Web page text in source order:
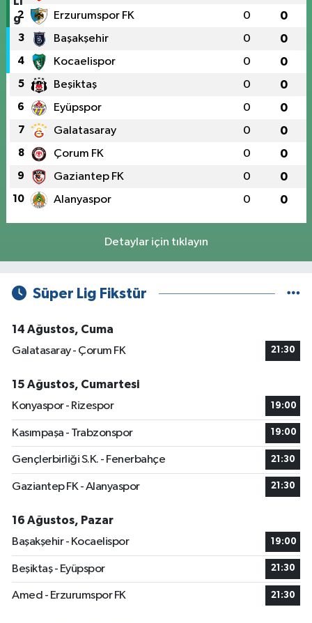
2 Erzurumspor FK 0 0
3 Başakşehir 0 0
4 Kocaelispor 0 0
5 Beşiktaş 0 0
6 Eyüpspor 0 0
7 Galatasaray 0 0
8 Çorum FK 0 0
9 Gaziantep FK 0 0
10 Alanyaspor 0 0
Detaylar için tıklayın
Süper Lig Fikstür
14 Ağustos, Cuma
Galatasaray - Çorum FK
21:30
15 Ağustos, Cumartesi
Konyaspor - Rizespor
19:00
Kasımpaşa - Trabzonspor 19:00
Gençlerbirliği S.K. - Fenerbahçe 21:30
Gaziantep FK - Alanyaspor 21:30
16 Ağustos, Pazar
Başakşehir - Kocaelispor
19:00
Beşiktaş - Eyüpspor 21:30
Amed - Erzurumspor FK 21:30